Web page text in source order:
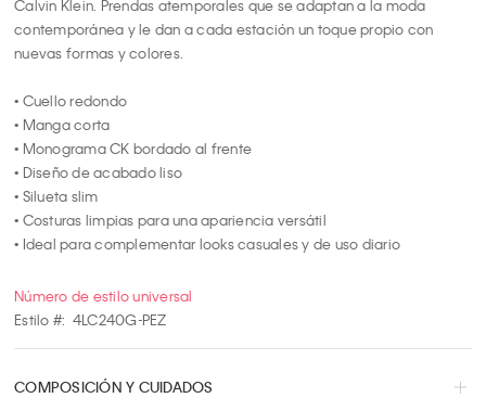
7
10
Calvin Klein. Prendas atemporales que se adaptan a la moda
contemporánea y le dan a cada estación un toque propio con
nuevas formas y colores.
• Cuello redondo
• Manga corta
• Monograma CK bordado al frente
• Diseño de acabado liso
• Silueta slim
• Costuras limpias para una apariencia versátil
• Ideal para complementar looks casuales y de uso diario
Número de estilo universal
Estilo #: 4LC240G-PEZ
COMPOSICIÓN Y CUIDADOS